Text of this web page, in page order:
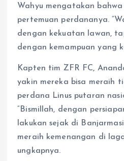
Wahyu mengatakan
pertemuan perdananya.
dengan kekuatan lawan,
dengan kemampuan yang
Kapten tim ZFR FC,
yakin mereka bisa meraih
perdana Linus putaran
“Bismillah, dengan
lakukan sejak di
meraih kemenangan di
ungkapnya.